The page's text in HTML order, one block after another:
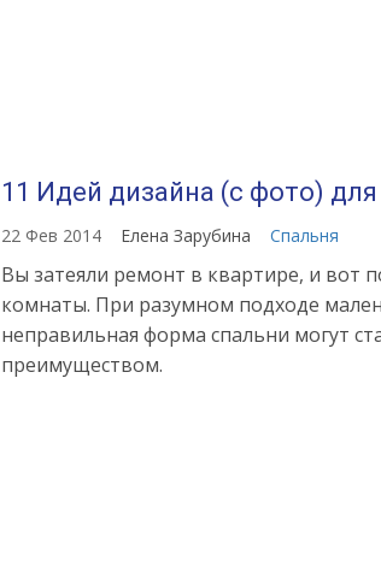
11 Идей дизайна (с фото)
22 Фев 2014 Елена Зарубина Спальня
Вы затеяли ремонт в квартире, и вот
комнаты. При разумном подходе
неправильная форма спальни могут
преимуществом.